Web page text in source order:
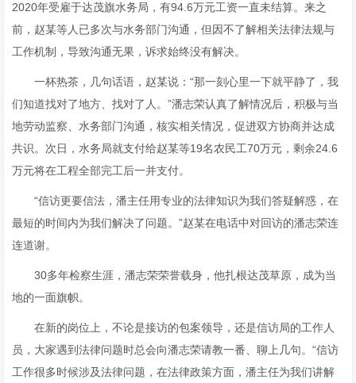
2020年受雇于达茂旗水务局，有94.6万元工资一直未结算。来之
前，赵某等人已多次与水务部门沟通，但因不了解相关法律法规与
工作机制，导致沟通无果，诉求始终没有解决。
一杯热茶，几句话语，赵某说：“那一刻心里一下就平静了，我
们知道找对了地方、找对了人。”潘志荣认真了解情况后，积极与当
地劳动监察、水务部门沟通，核实相关情况，促进双方协商并达成
共识。次日，水务局就支付给赵某等19名农民工70万元，剩余24.6
万元将在工程全部完工后一并支付。
“信访更要信法，潘主任用专业的法律知识为我们答疑解惑，在
最短的时间内为我们解决了问题。”赵某在电话中对回访的潘志荣连
连道谢。
30多年检察生涯，潘志荣荣誉载身，他扎根达茂草原，成为当
地的一面旗帜。
在新的岗位上，不论是接访的包案领导，还是信访局的工作人
员，大家遇到法律问题时总会向潘志荣请教一番、聊上几句。“信访
工作很多时候涉及法律问题，在法律政策方面，潘主任为我们讲解